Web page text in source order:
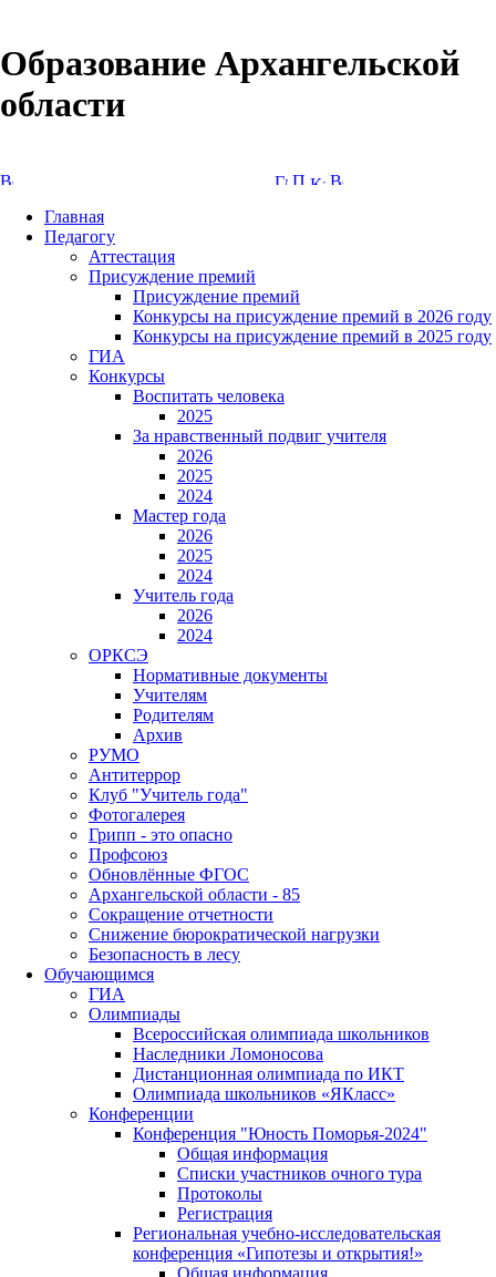
Образование Архангельской
области
Главная
Педагогу
Аттестация
Присуждение премий
Присуждение премий
Конкурсы на присуждение премий в 2026 году
Конкурсы на присуждение премий в 2025 году
ГИА
Конкурсы
Воспитать человека
2025
За нравственный подвиг учителя
2026
2025
2024
Мастер года
2026
2025
2024
Учитель года
2026
2024
ОРКСЭ
Нормативные документы
Учителям
Родителям
Архив
РУМО
Антитеррор
Клуб "Учитель года"
Фотогалерея
Грипп - это опасно
Профсоюз
Обновлённые ФГОС
Архангельской области - 85
Сокращение отчетности
Снижение бюрократической нагрузки
Безопасность в лесу
Обучающимся
ГИА
Олимпиады
Всероссийская олимпиада школьников
Наследники Ломоносова
Дистанционная олимпиада по ИКТ
Олимпиада школьников «ЯКласс»
Конференции
Конференция "Юность Поморья-2024"
Общая информация
Списки участников очного тура
Протоколы
Регистрация
Региональная учебно-исследовательская
конференция «Гипотезы и открытия!»
Общая информация